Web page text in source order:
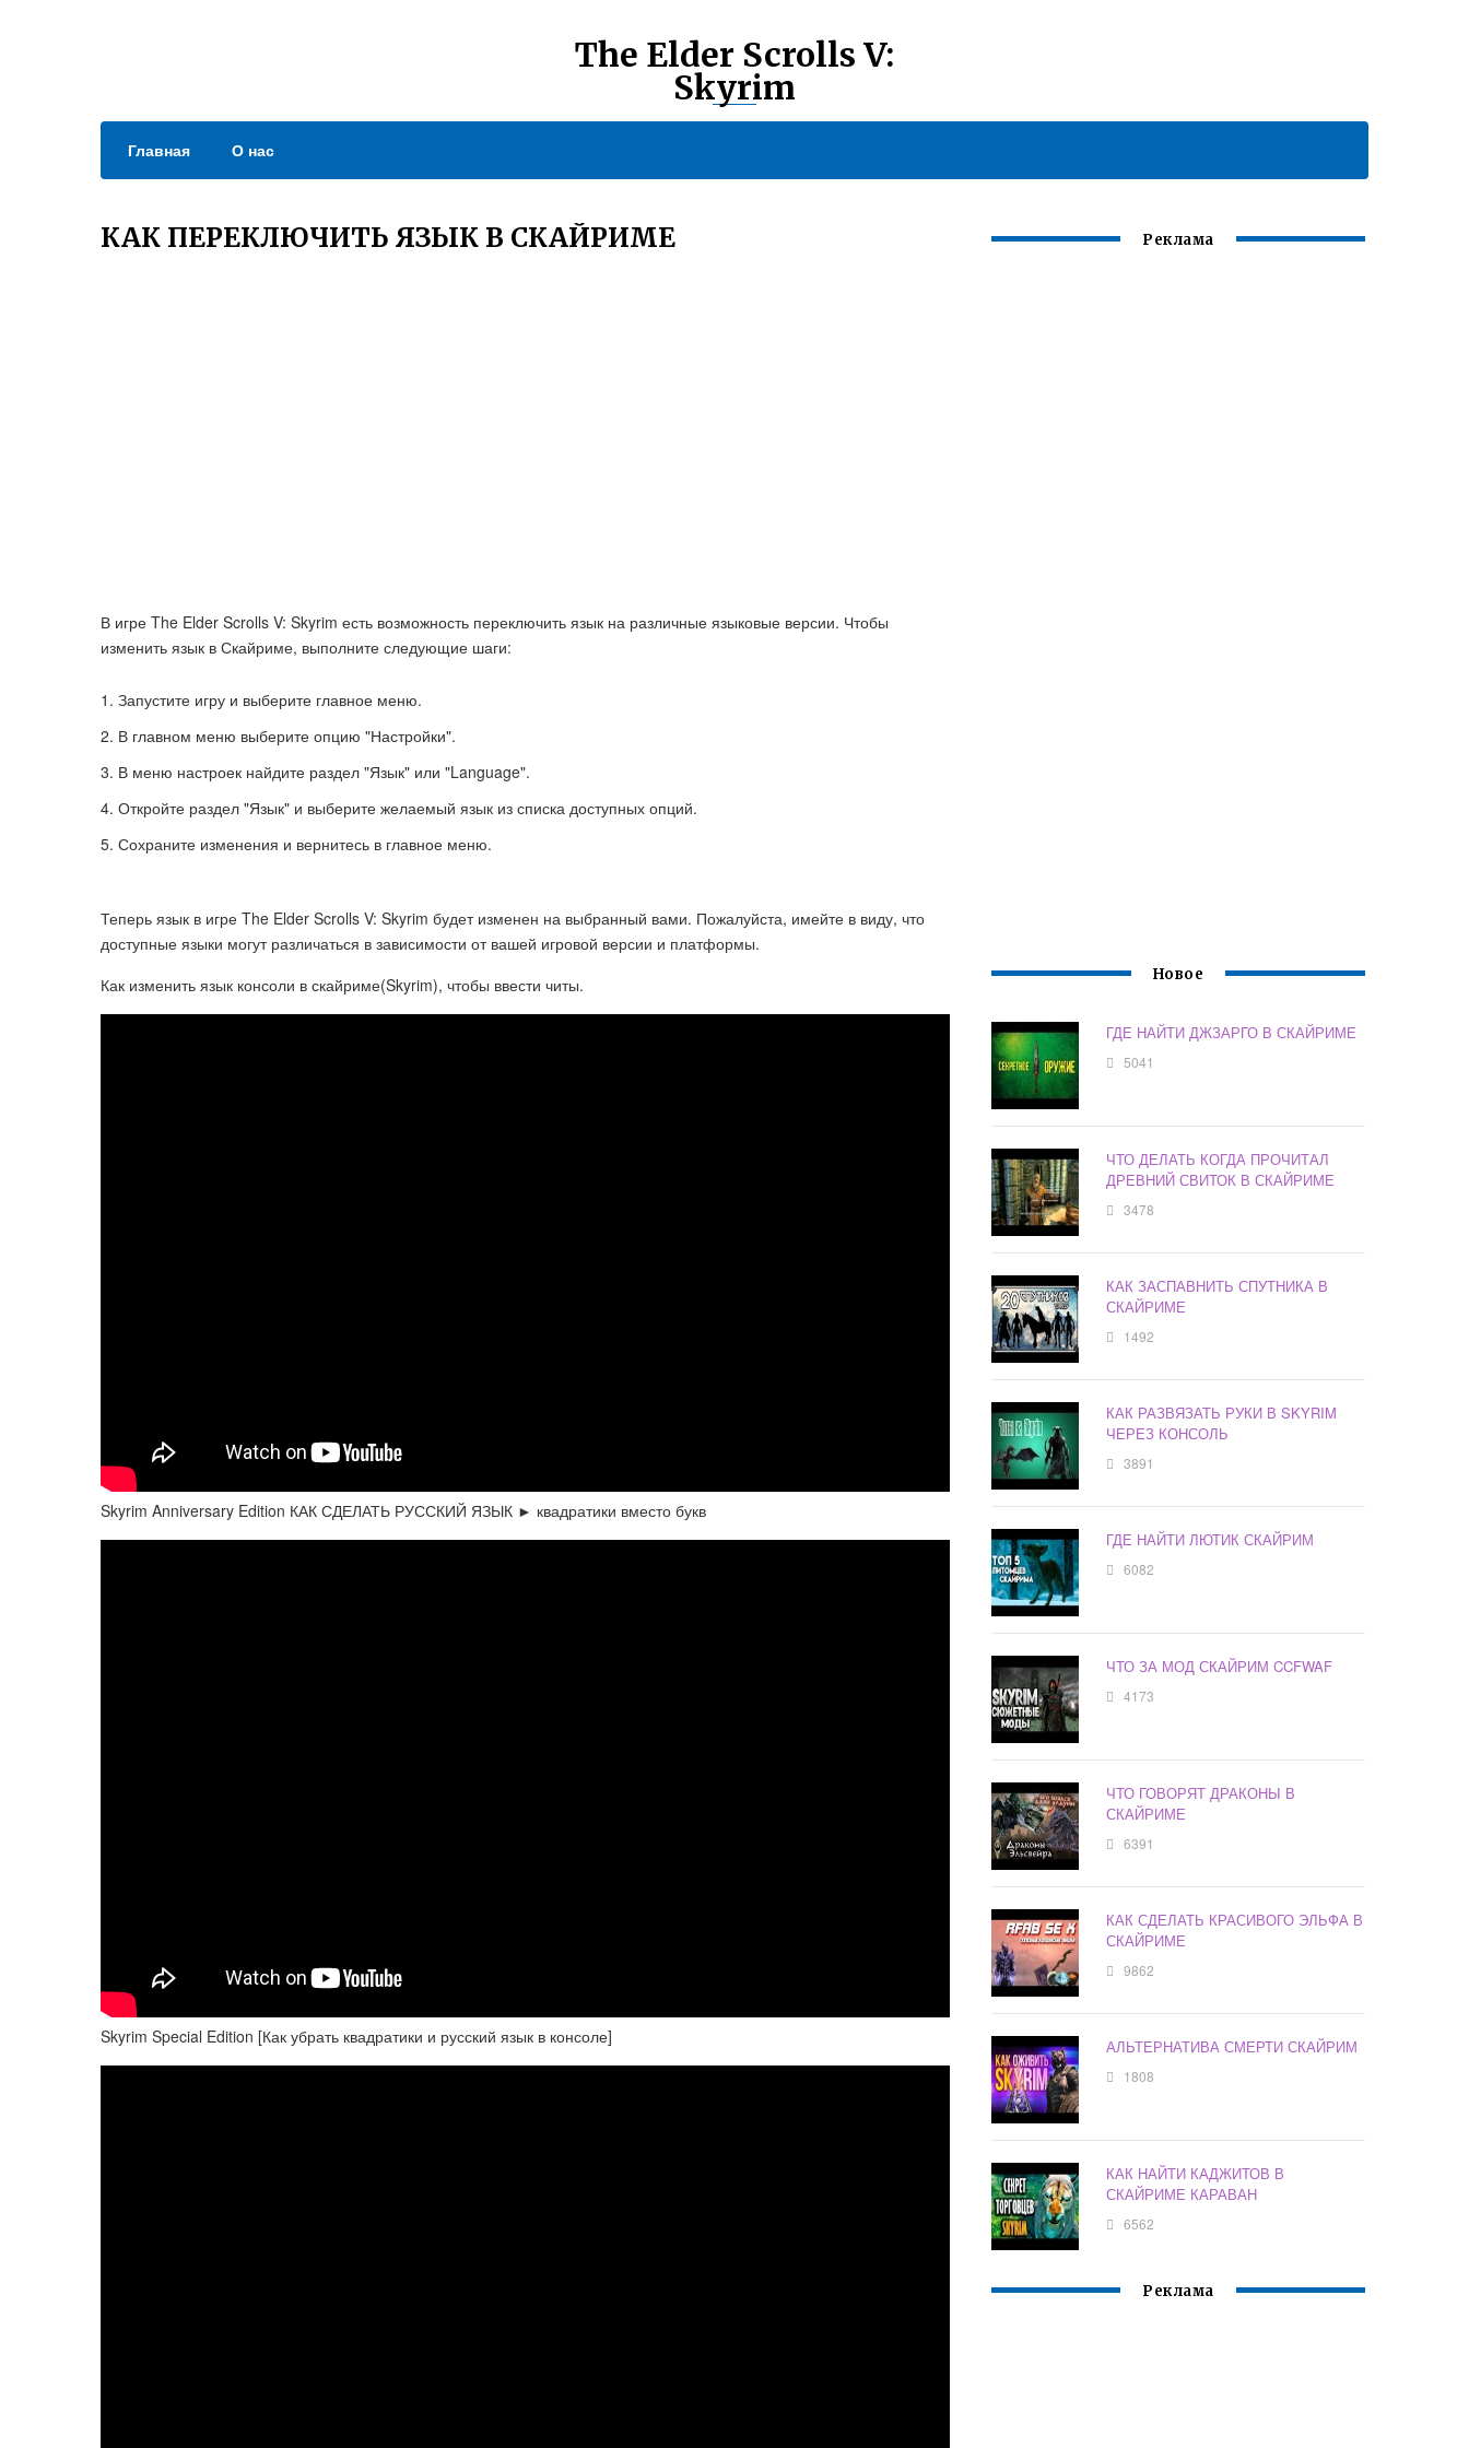
The Elder Scrolls V:
Skyrim
Главная О нас
КАК ПЕРЕКЛЮЧИТЬ ЯЗЫК В СКАЙРИМЕ
В игре The Elder Scrolls V: Skyrim есть возможность переключить язык на различные языковые версии. Чтобы
изменить язык в Скайриме, выполните следующие шаги:
Запустите игру и выберите главное меню.
В главном меню выберите опцию "Настройки".
В меню настроек найдите раздел "Язык" или "Language".
Откройте раздел "Язык" и выберите желаемый язык из списка доступных опций.
Сохраните изменения и вернитесь в главное меню.
Теперь язык в игре The Elder Scrolls V: Skyrim будет изменен на выбранный вами. Пожалуйста, имейте в виду, что
доступные языки могут различаться в зависимости от вашей игровой версии и платформы.
Как изменить язык консоли в скайриме(Skyrim), чтобы ввести читы.
Skyrim Anniversary Edition КАК СДЕЛАТЬ РУССКИЙ ЯЗЫК ► квадратики вместо букв
Skyrim Special Edition [Как убрать квадратики и русский язык в консоле]
Реклама
Новое
ГДЕ НАЙТИ ДЖЗАРГО В СКАЙРИМЕ
5041
ЧТО ДЕЛАТЬ КОГДА ПРОЧИТАЛ
ДРЕВНИЙ СВИТОК В СКАЙРИМЕ
3478
КАК ЗАСПАВНИТЬ СПУТНИКА В
СКАЙРИМЕ
1492
КАК РАЗВЯЗАТЬ РУКИ В SKYRIM
ЧЕРЕЗ КОНСОЛЬ
3891
ГДЕ НАЙТИ ЛЮТИК СКАЙРИМ
6082
ЧТО ЗА МОД СКАЙРИМ CCFWAF
4173
ЧТО ГОВОРЯТ ДРАКОНЫ В
СКАЙРИМЕ
6391
КАК СДЕЛАТЬ КРАСИВОГО ЭЛЬФА В
СКАЙРИМЕ
9862
АЛЬТЕРНАТИВА СМЕРТИ СКАЙРИМ
1808
КАК НАЙТИ КАДЖИТОВ В
СКАЙРИМЕ КАРАВАН
6562
Реклама